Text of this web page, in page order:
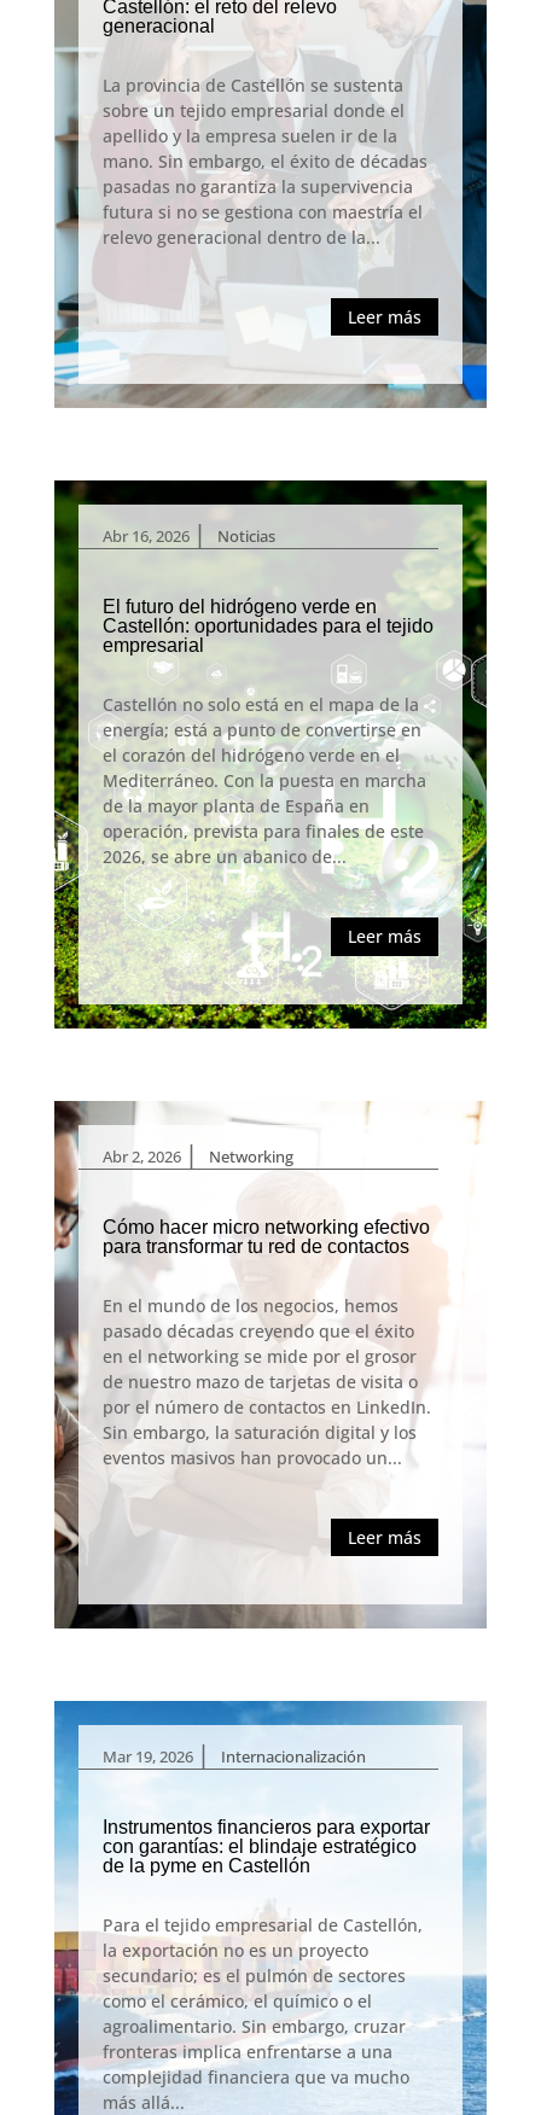
Castellón: el reto del relevo
generacional
La provincia de Castellón se sustenta
sobre un tejido empresarial donde el
apellido y la empresa suelen ir de la
mano. Sin embargo, el éxito de décadas
pasadas no garantiza la supervivencia
futura si no se gestiona con maestría el
relevo generacional dentro de la...
Leer más
Abr 16, 2026 | Noticias
El futuro del hidrógeno verde en
Castellón: oportunidades para el tejido
empresarial
Castellón no solo está en el mapa de la
energía; está a punto de convertirse en
el corazón del hidrógeno verde en el
Mediterráneo. Con la puesta en marcha
de la mayor planta de España en
operación, prevista para finales de este
2026, se abre un abanico de...
Leer más
Abr 2, 2026 | Networking
Cómo hacer micro networking efectivo
para transformar tu red de contactos
En el mundo de los negocios, hemos
pasado décadas creyendo que el éxito
en el networking se mide por el grosor
de nuestro mazo de tarjetas de visita o
por el número de contactos en LinkedIn.
Sin embargo, la saturación digital y los
eventos masivos han provocado un...
Leer más
Mar 19, 2026 | Internacionalización
Instrumentos financieros para exportar
con garantías: el blindaje estratégico
de la pyme en Castellón
Para el tejido empresarial de Castellón,
la exportación no es un proyecto
secundario; es el pulmón de sectores
como el cerámico, el químico o el
agroalimentario. Sin embargo, cruzar
fronteras implica enfrentarse a una
complejidad financiera que va mucho
más allá...